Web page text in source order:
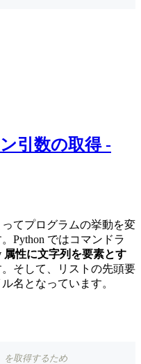
引数の取得 -
てプログラムの挙動を変
Python ではコマンドラ
属性に文字列を要素とす
そして、リストの先頭要
名となっています。
取得するため